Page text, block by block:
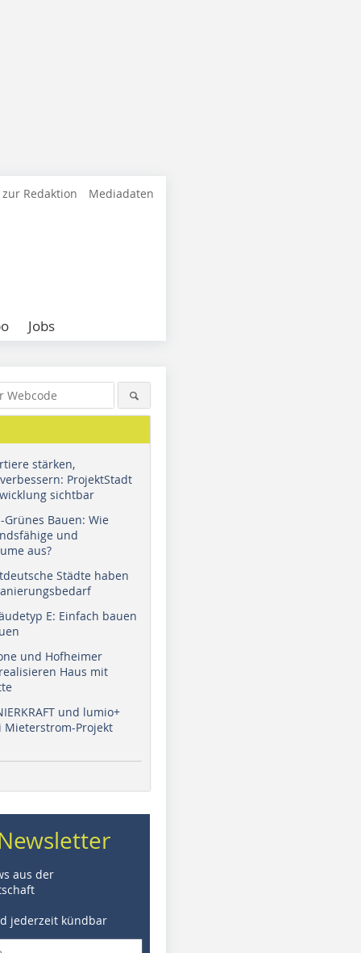
Redaktion Mediadaten
Jobs
stärken,
ProjektStadt
sichtbar
Grünes Bauen: Wie
und
aus?
Städte haben
E: Einfach bauen
und Hofheimer
Haus mit
und lumio+
Mieterstrom-Projekt
aus der
jederzeit kündbar